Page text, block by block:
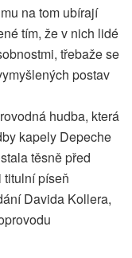
na tom ubírají
tím, že v nich lidé
třebaže se
postav
hudba, která
kapely Depeche
těsně před
titulní píseň
Davida Kollera,